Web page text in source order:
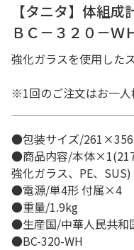
【タニタ】体組
ＢＣ－３２０－Ｗ
強化ガラスを使用した
※1回のご注文はお一人
●包装サイズ/
●商品内容/本体
強化ガラス、PE、SUS)
●電源/単4形 付属×4
●重量/1.9kg
●生産国/中華人民共
●BC-320-WH